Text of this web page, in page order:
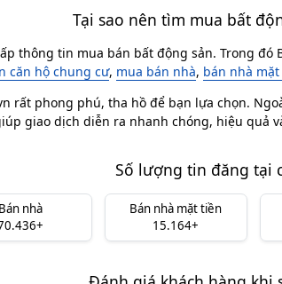
Tại sao nên tìm mua bất
thông tin mua bán bất động sản. Trong
căn hộ chung cư, mua bán nhà, bán nhà
rất phong phú, tha hồ để bạn lựa chọn.
giao dịch diễn ra nhanh chóng, hiệu quả
Số lượng tin đăng tại
Bán nhà
Bán nhà mặt tiền
15.164+